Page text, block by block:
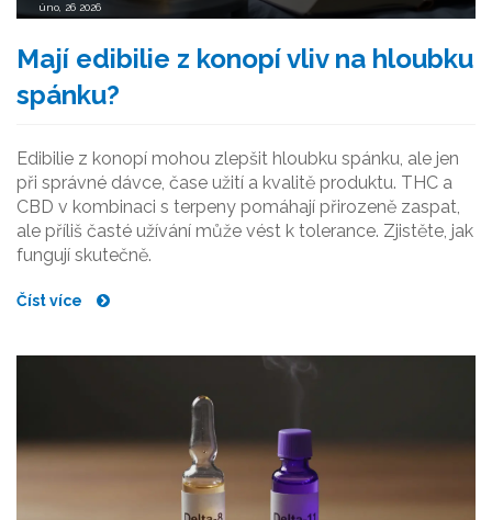
úno, 26 2026
Mají edibilie z konopí vliv na hloubku
spánku?
Edibilie z konopí mohou zlepšit hloubku spánku, ale jen
při správné dávce, čase užití a kvalitě produktu. THC a
CBD v kombinaci s terpeny pomáhají přirozeně zaspat,
ale příliš časté užívání může vést k tolerance. Zjistěte, jak
fungují skutečně.
Číst více